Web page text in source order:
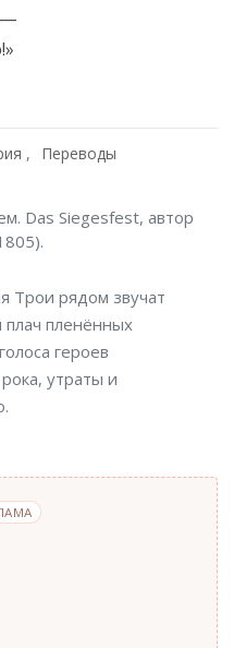
Переводы
Das Siegesfest, автор
Трои рядом звучат
пленённых
героев
утраты и